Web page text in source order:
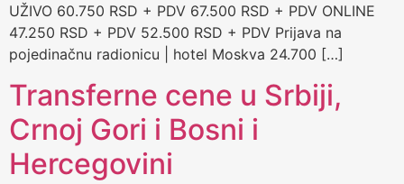
UŽIVO 60.750 RSD + PDV 67.500 RSD + PDV ONLINE
47.250 RSD + PDV 52.500 RSD + PDV Prijava na
pojedinačnu radionicu | hotel Moskva 24.700 […]
Transferne cene u Srbiji,
Crnoj Gori i Bosni i
Hercegovini